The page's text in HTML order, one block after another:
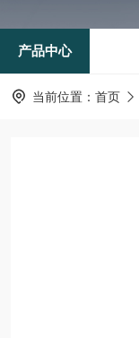
产品中心
当前位置： 首页